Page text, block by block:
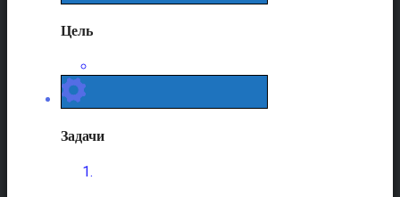
Цель
Задачи